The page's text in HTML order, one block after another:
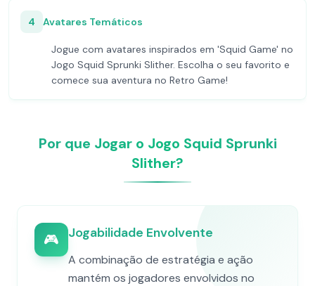
4 Avatares Temáticos
Jogue com avatares inspirados em 'Squid Game' no
Jogo Squid Sprunki Slither. Escolha o seu favorito e
comece sua aventura no Retro Game!
Por que Jogar o Jogo Squid Sprunki
Slither?
🎮 Jogabilidade Envolvente
A combinação de estratégia e ação
mantém os jogadores envolvidos no